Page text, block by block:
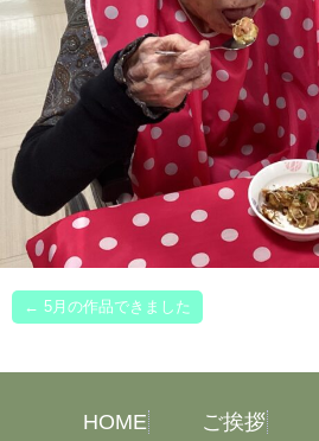
← 5月の作品できました
HOME ご挨拶